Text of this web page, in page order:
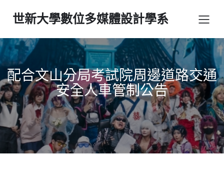
世新大學數位多媒體設計學系
配合文山分局考試院周邊道路交通
安全人車管制公告